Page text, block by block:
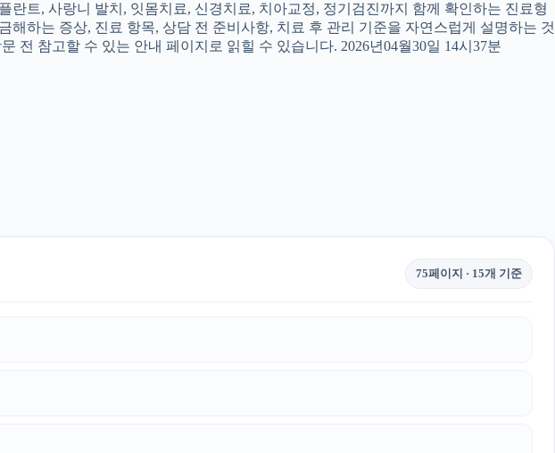
트, 사랑니 발치, 잇몸치료, 신경치료, 치아교정, 정기검진까지 함께 확인하는 진료형
하는 증상, 진료 항목, 상담 전 준비사항, 치료 후 관리 기준을 자연스럽게 설명하는 것
전 참고할 수 있는 안내 페이지로 읽힐 수 있습니다. 2026년04월30일 14시37분
75페이지 · 15개 기준